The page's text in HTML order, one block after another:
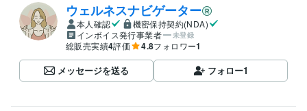
ウェルネスナビゲーター
本人確認
機密保持契約(NDA)
インボイス発行事業者
未登録
総販売実績4評価 4.8フォロワー1
メッセージを送る フォロー1